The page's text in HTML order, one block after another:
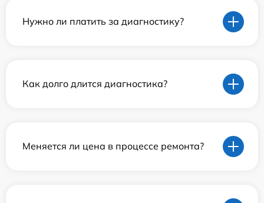
Нужно ли платить за диагностику?
Как долго длится диагностика?
Меняется ли цена в процессе ремонта?